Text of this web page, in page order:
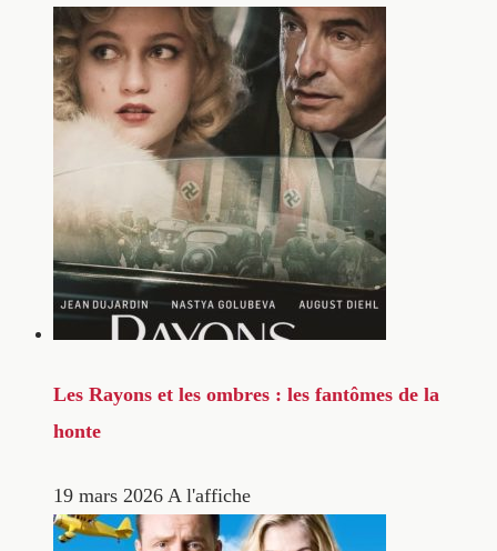
Les Rayons et les ombres : les fantômes de la
honte
19 mars 2026 A l'affiche